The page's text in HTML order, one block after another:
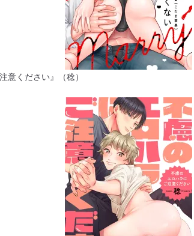
意ください』（稔）